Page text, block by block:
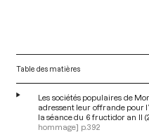
Table des matières
Les sociétés populaires de
adressent leur offrande pour
la séance du 6 fructidor an II
hommage] p.392